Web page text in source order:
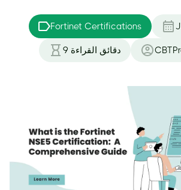
Fortinet Certifications
9 دقائق القراءة